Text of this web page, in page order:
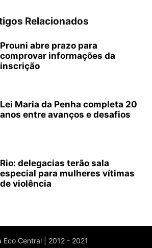
Relacionados
Prouni abre prazo para
comprovar informações da
inscrição
Lei Maria da Penha completa 20
anos entre avanços e desafios
Rio: delegacias terão sala
especial para mulheres vítimas
de violência
Eco Central | 2012 - 2021